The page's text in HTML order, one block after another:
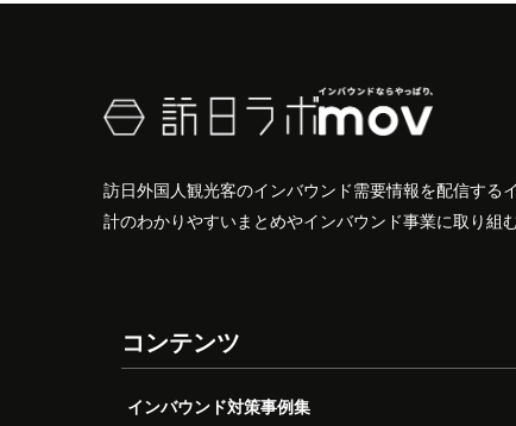
訪日外国人観光客のインバウンド需要情報を配信す
計のわかりやすいまとめやインバウンド事業に取り組
コンテンツ
インバウンド対策事例集